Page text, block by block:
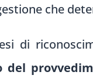
che
di
del